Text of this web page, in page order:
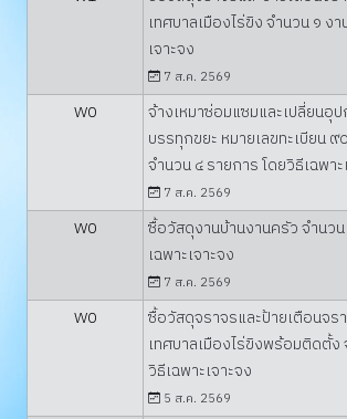
เทศบาลเมืองไร่ขิง จำนวน ๑ ง
เจาะจง
7 ส.ค. 2569
W0
จ้างเหมาซ่อมแซมและเปลี่ยน
บรรทุกขยะ หมายเลขทะเบียน
จำนวน ๔ รายการ โดยวิธีเฉพาะ
7 ส.ค. 2569
W0
ซื้อวัสดุงานบ้านงานครัว จำนว
เฉพาะเจาะจง
7 ส.ค. 2569
W0
ซื้อวัสดุจราจรและป้ายเตือนจร
เทศบาลเมืองไร่ขิงพร้อมติดตั้ง
วิธีเฉพาะเจาะจง
5 ส.ค. 2569